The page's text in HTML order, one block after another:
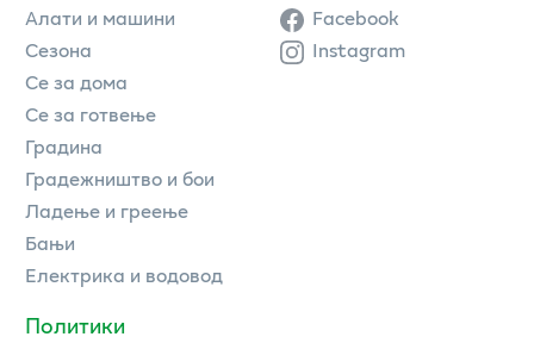
Алати и машини
Сезона
Се за дома
Се за готвење
Градина
Градежништво и бои
Ладење и греење
Бањи
Електрика и водовод
Политики
Facebook
Instagram